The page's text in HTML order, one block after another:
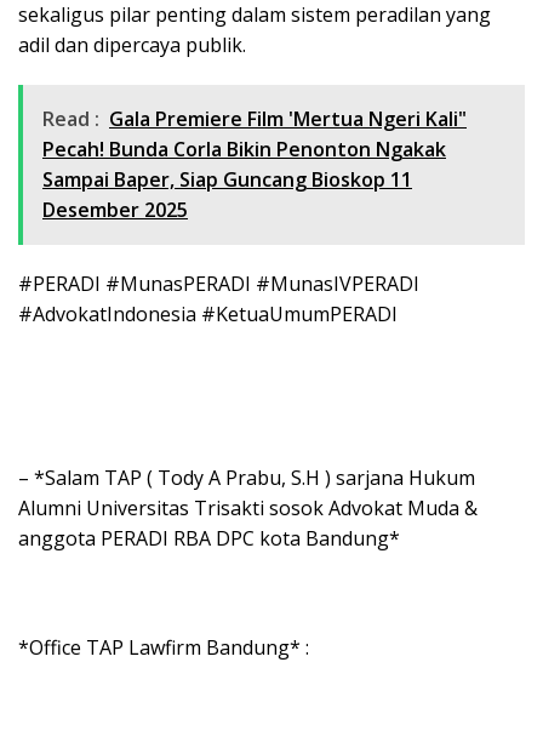
sekaligus pilar penting dalam sistem peradilan yang
adil dan dipercaya publik.
Read : Gala Premiere Film 'Mertua Ngeri Kali"
Pecah! Bunda Corla Bikin Penonton Ngakak
Sampai Baper, Siap Guncang Bioskop 11
Desember 2025
#PERADI #MunasPERADI #MunasIVPERADI
#AdvokatIndonesia #KetuaUmumPERADI
– *Salam TAP ( Tody A Prabu, S.H ) sarjana Hukum
Alumni Universitas Trisakti sosok Advokat Muda &
anggota PERADI RBA DPC kota Bandung*
*Office TAP Lawfirm Bandung* :